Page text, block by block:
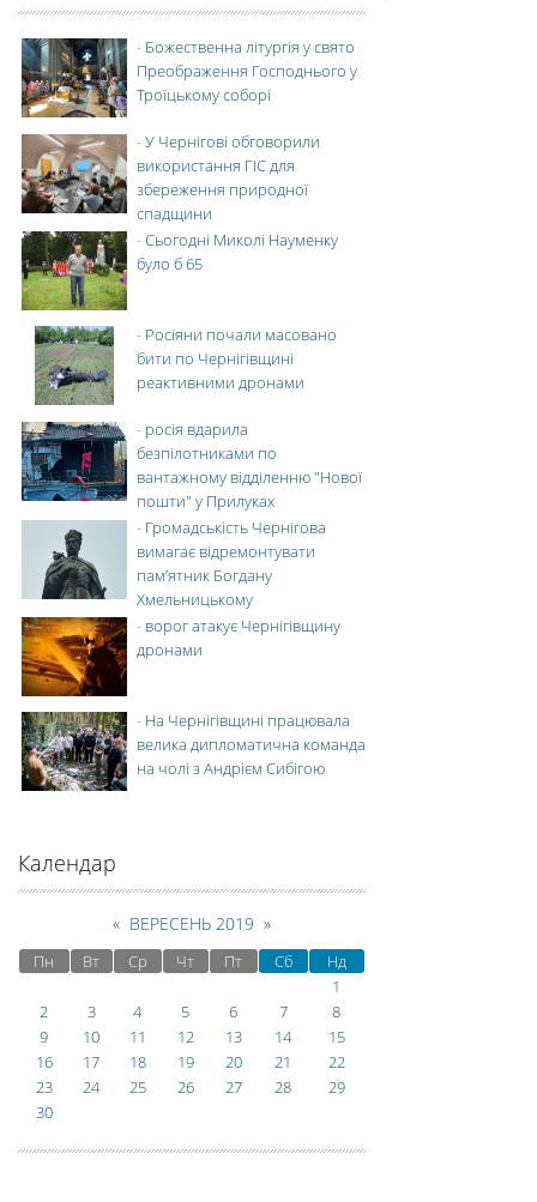
- Божественна літургія у свято
Преображення Господнього у
Троїцькому соборі
-У Чернігові обговорили
використання ГІС для
збереження природної
спадщини
-Сьогодні Миколі Науменку
було б 65
- Росіяни почали масовано
бити по Чернігівщині
реактивними дронами
- росія вдарила
безпілотниками по
вантажному відділенню "Нової
пошти" у Прилуках
- Громадськість Чернігова
вимагає відремонтувати
пам’ятник Богдану
Хмельницькому
- ворог атакує Чернігівщину
дронами
- На Чернігівщині працювала
велика дипломатична команда
на чолі з Андрієм Сибігою
Календар
« ВЕРЕСЕНЬ 2019 »
Пн Вт Ср Чт Пт Сб
Нд
1
2
3 4 5 6 7
8
9
10 11 12 13 14
15
16
17 18 19 20 21
22
23
24 25 26 27 28
29
30